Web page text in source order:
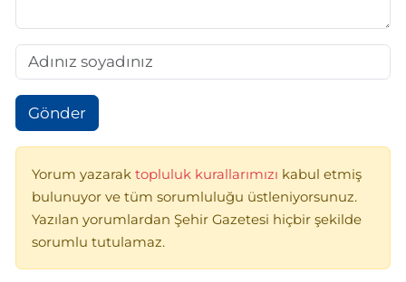
Gönder
Yorum yazarak topluluk kurallarımızı kabul etmiş
bulunuyor ve tüm sorumluluğu üstleniyorsunuz.
Yazılan yorumlardan Şehir Gazetesi hiçbir şekilde
sorumlu tutulamaz.